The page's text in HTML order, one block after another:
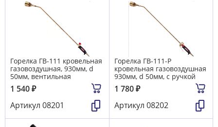
Горелка ГВ-111 кровельная
газовоздушная, 930мм, d
50мм, вентильная
1 540₽
Артикул 08201
Горелка ГВ-111-Р
кровельная газовоздушная
930мм, d 50мм, с ручкой
1 780₽
Артикул 08202